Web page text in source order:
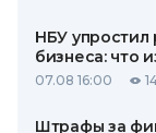
НБУ упростил
бизнеса: что
07.08 16:00
Штрафы за